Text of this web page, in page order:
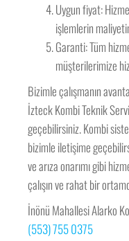
Uygun fiyat:
işlemlerin
Garanti: Tüm
müşterilerimize
Bizimle çalışmanın
İzteck Kombi Teknik
geçebilirsiniz. Kombi
bizimle iletişime
ve arıza onarımı gibi
çalışın ve rahat bir
İnönü Mahallesi Alarko
(553) 755 0375